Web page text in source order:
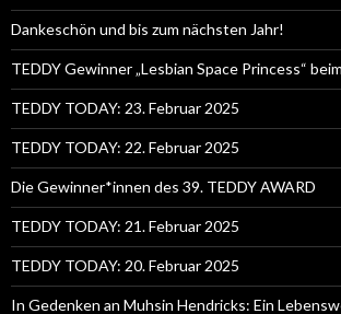
Dankeschön und bis zum nächsten Jahr!
TEDDY Gewinner „Lesbian Space Princess“
TEDDY TODAY: 23. Februar 2025
TEDDY TODAY: 22. Februar 2025
Die Gewinner*innen des 39. TEDDY AWARD
TEDDY TODAY: 21. Februar 2025
TEDDY TODAY: 20. Februar 2025
In Gedenken an Muhsin Hendricks: Ein